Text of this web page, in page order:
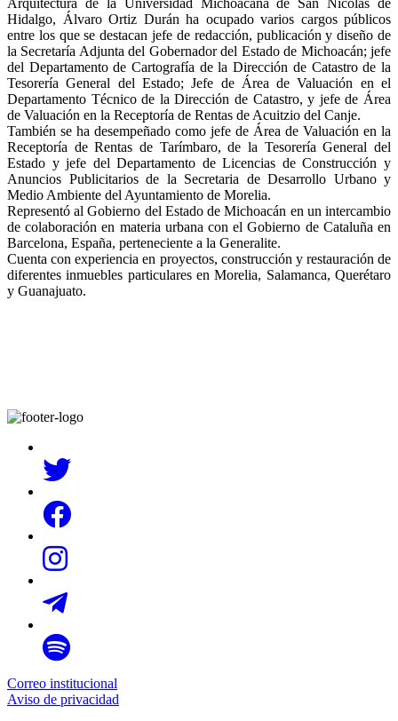
Hidalgo, Álvaro Ortiz Durán ha ocupado varios cargos públicos
entre los que se destacan jefe de redacción, publicación y diseño de
la Secretaría Adjunta del Gobernador del Estado de Michoacán; jefe
del Departamento de Cartografía de la Dirección de Catastro de la
Tesorería General del Estado; Jefe de Área de Valuación en el
Departamento Técnico de la Dirección de Catastro, y jefe de Área
de Valuación en la Receptoría de Rentas de Acuitzio del Canje.
También se ha desempeñado como jefe de Área de Valuación en la
Receptoría de Rentas de Tarímbaro, de la Tesorería General del
Estado y jefe del Departamento de Licencias de Construcción y
Anuncios Publicitarios de la Secretaria de Desarrollo Urbano y
Medio Ambiente del Ayuntamiento de Morelia.
Representó al Gobierno del Estado de Michoacán en un intercambio
de colaboración en materia urbana con el Gobierno de Cataluña en
Barcelona, España, perteneciente a la Generalite.
Cuenta con experiencia en proyectos, construcción y restauración de
diferentes inmuebles particulares en Morelia, Salamanca, Querétaro
y Guanajuato.
Correo institucional
Aviso de privacidad